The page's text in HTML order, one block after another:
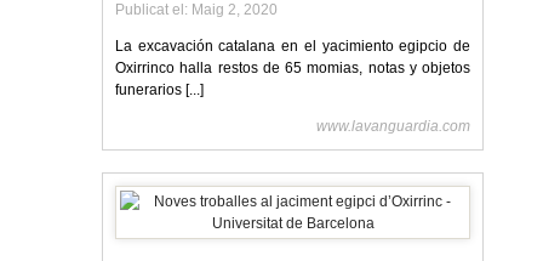
Publicat el: Maig 2, 2020
La excavación catalana en el yacimiento egipcio de
Oxirrinco halla restos de 65 momias, notas y objetos
funerarios [...]
www.lavanguardia.com